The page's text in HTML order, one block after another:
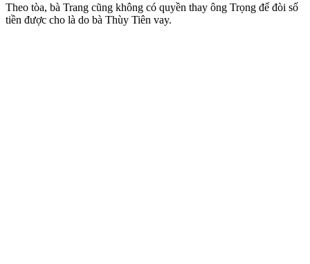
Theo tòa, bà Trang cũng không có quyền thay ông Trọng để đòi số
tiền được cho là do bà Thùy Tiên vay.